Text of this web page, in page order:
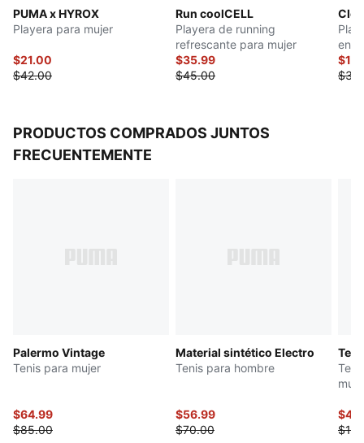
PUMA x HYROX
Playera para mujer
$21.00
$42.00
Run coolCELL
Playera de running
refrescante para mujer
$35.99
$45.00
PRODUCTOS COMPRADOS JUNTOS
FRECUENTEMENTE
Palermo Vintage
Tenis para mujer
$64.99
$85.00
Material sintético Electro
Tenis para hombre
$56.99
$70.00